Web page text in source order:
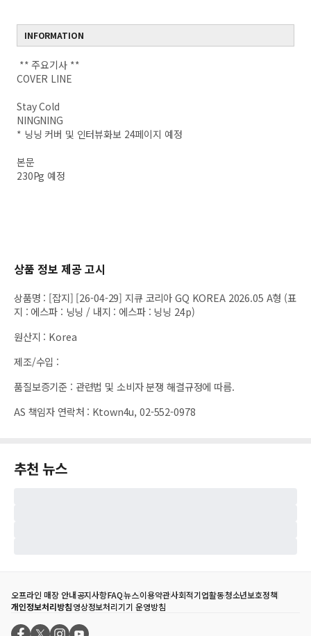
INFORMATION
** 주요기사 **
COVER LINE
Stay Cold
NINGNING
* 닝닝 커버 및 인터뷰화보 24페이지 예정
본문
230Pg 예정
상품 정보 제공 고시
상품명 : [잡지] [26-04-29] 지큐 코리아 GQ KOREA 2026.05 A형 (표
지 : 에스파 : 닝닝 / 내지 : 에스파 : 닝닝 24p)
원산지 : Korea
제조/수입 :
품질보증기준 : 관련법 및 소비자 분쟁 해결규정에 따름.
AS 책임자 연락처 : Ktown4u, 02-552-0978
추천 뉴스
오프라인 매장 안내공지사항FAQ뉴스이용약관사회적기업활동청소년보호정책
개인정보처리방침영상정보처리기기 운영방침